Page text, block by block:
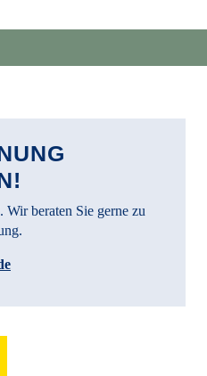
Wir beraten Sie gerne zu